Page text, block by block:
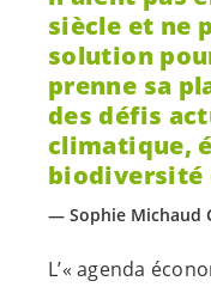
siècle et ne
solution
prenne sa
des défis
climatique,
biodiversité
Sophie Michaud
L’« agenda